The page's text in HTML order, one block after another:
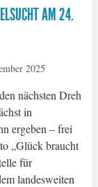
AM 24.
2025
nächsten Dreh
in
ergeben – frei
„Glück braucht
für
landesweiten